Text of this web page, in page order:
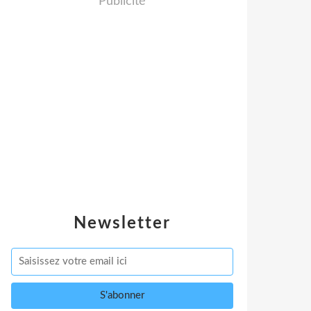
Newsletter